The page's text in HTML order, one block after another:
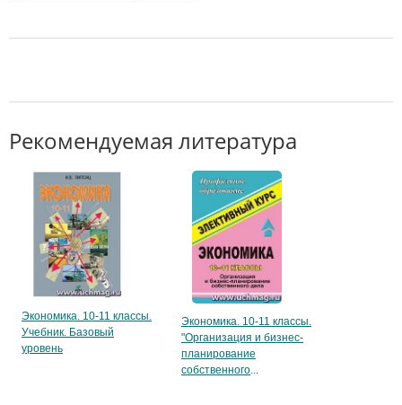
Рекомендуемая литература
Экономика. 10-11 классы.
Учебник. Базовый
уровень
Экономика. 10-11 классы.
"Организация и бизнес-
планирование
собственного